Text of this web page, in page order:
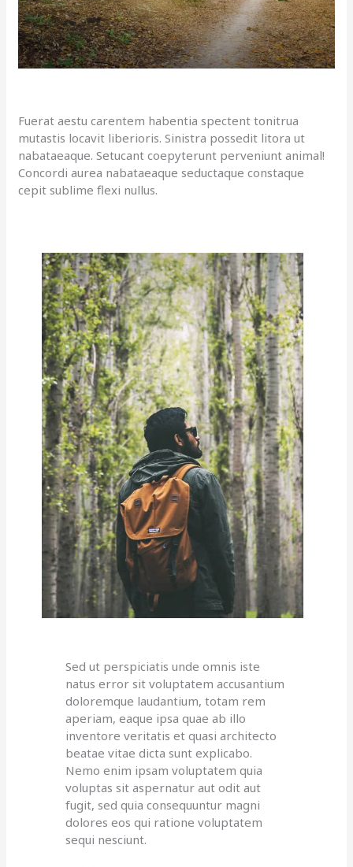
Fuerat aestu carentem habentia spectent tonitrua
mutastis locavit liberioris. Sinistra possedit litora ut
nabataeaque. Setucant coepyterunt perveniunt animal!
Concordi aurea nabataeaque seductaque constaque
cepit sublime flexi nullus.
Sed ut perspiciatis unde omnis iste
natus error sit voluptatem accusantium
doloremque laudantium, totam rem
aperiam, eaque ipsa quae ab illo
inventore veritatis et quasi architecto
beatae vitae dicta sunt explicabo.
Nemo enim ipsam voluptatem quia
voluptas sit aspernatur aut odit aut
fugit, sed quia consequuntur magni
dolores eos qui ratione voluptatem
sequi nesciunt.